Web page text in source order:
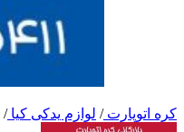
کره اتوپارت/ لوازم یدکی کیا/